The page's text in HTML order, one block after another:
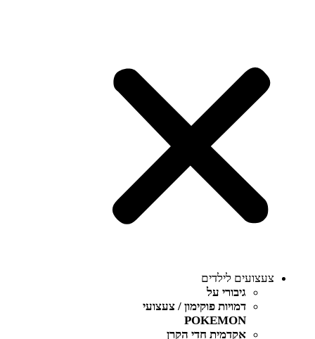
צעצועים לילדים
גיבורי על
דמויות פוקימון / צעצועי
POKEMON
אקדמית חדי הקרן